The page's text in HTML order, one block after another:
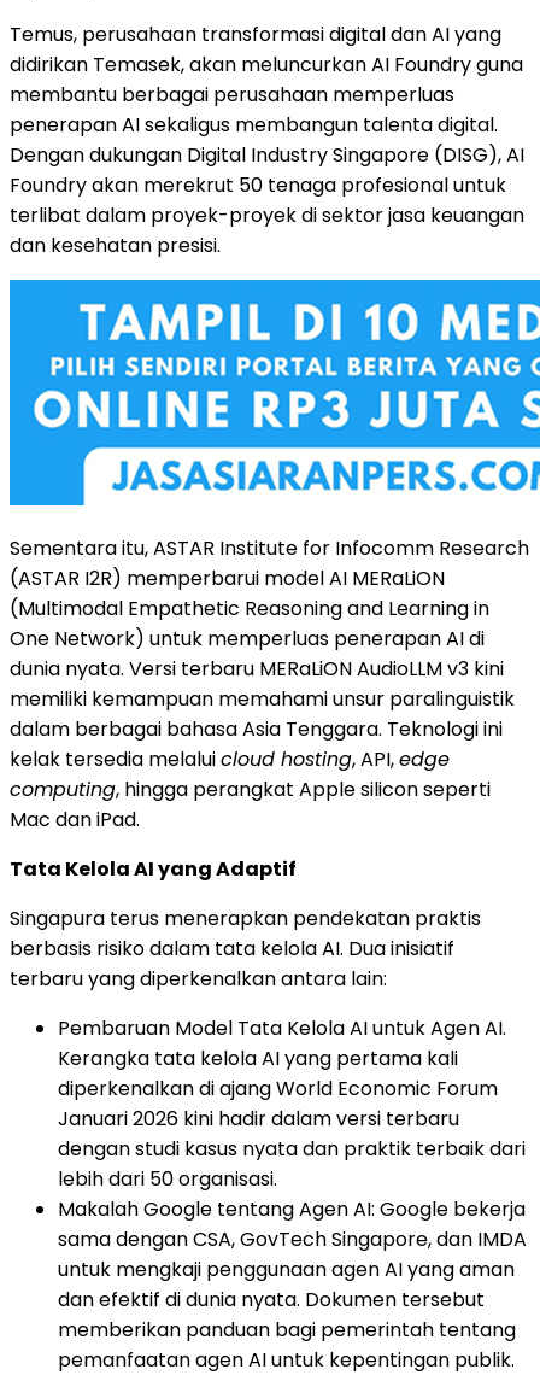
Temus, perusahaan transformasi digital dan AI yang
didirikan Temasek, akan meluncurkan AI Foundry guna
membantu berbagai perusahaan memperluas
penerapan AI sekaligus membangun talenta digital.
Dengan dukungan Digital Industry Singapore (DISG), AI
Foundry akan merekrut 50 tenaga profesional untuk
terlibat dalam proyek-proyek di sektor jasa keuangan
dan kesehatan presisi.
Sementara itu, ASTAR Institute for Infocomm Research
(ASTAR I2R) memperbarui model AI MERaLiON
(Multimodal Empathetic Reasoning and Learning in
One Network) untuk memperluas penerapan AI di
dunia nyata. Versi terbaru MERaLiON AudioLLM v3 kini
memiliki kemampuan memahami unsur paralinguistik
dalam berbagai bahasa Asia Tenggara. Teknologi ini
kelak tersedia melaluicloud hosting, API,edge
computing, hingga perangkat Apple silicon seperti
Mac dan iPad.
Tata Kelola AI yang Adaptif
Singapura terus menerapkan pendekatan praktis
berbasis risiko dalam tata kelola AI. Dua inisiatif
terbaru yang diperkenalkan antara lain:
Pembaruan Model Tata Kelola AI untuk Agen AI.
Kerangka tata kelola AI yang pertama kali
diperkenalkan di ajang World Economic Forum
Januari 2026 kini hadir dalam versi terbaru
dengan studi kasus nyata dan praktik terbaik dari
lebih dari 50 organisasi.
Makalah Google tentang Agen AI: Google bekerja
sama dengan CSA, GovTech Singapore, dan IMDA
untuk mengkaji penggunaan agen AI yang aman
dan efektif di dunia nyata. Dokumen tersebut
memberikan panduan bagi pemerintah tentang
pemanfaatan agen AI untuk kepentingan publik.